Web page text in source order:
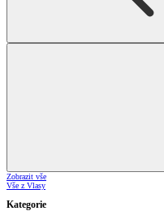
Zobrazit vše
Vše z Vlasy
Kategorie